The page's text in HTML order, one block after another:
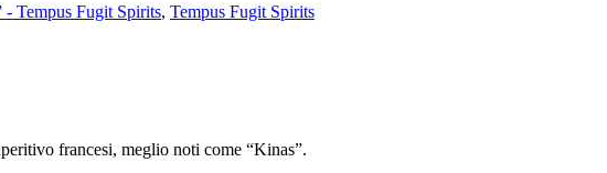
- Tempus Fugit Spirits, Tempus Fugit Spirits
francesi, meglio noti come “Kinas”.